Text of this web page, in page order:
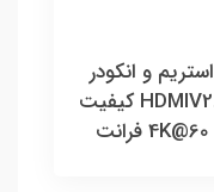
استریم و انکودر
HDMIV2.0 کیفیت
4K@60 فرانت